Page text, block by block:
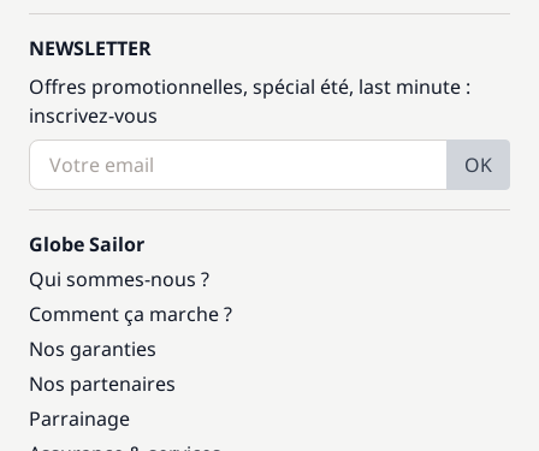
NEWSLETTER
Offres promotionnelles, spécial été, last minute :
inscrivez-vous
OK
Globe Sailor
Qui sommes-nous ?
Comment ça marche ?
Nos garanties
Nos partenaires
Parrainage